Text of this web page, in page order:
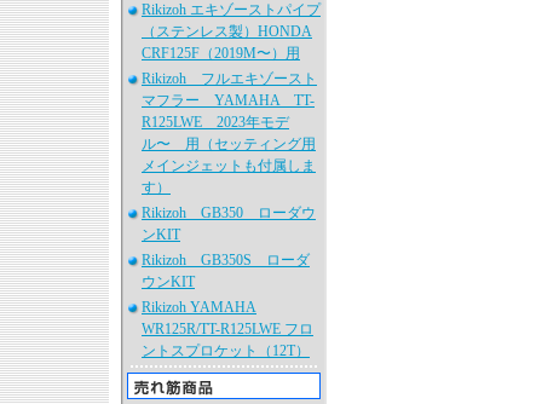
Rikizoh エキゾーストパイプ
（ステンレス製）HONDA
CRF125F（2019M〜）用
Rikizoh フルエキゾースト
マフラー YAMAHA TT-
R125LWE 2023年モデ
ル〜 用（セッティング用
メインジェットも付属しま
す）
Rikizoh GB350 ローダウ
ンKIT
Rikizoh GB350S ローダ
ウンKIT
Rikizoh YAMAHA
WR125R/TT-R125LWE フロ
ントスプロケット（12T）